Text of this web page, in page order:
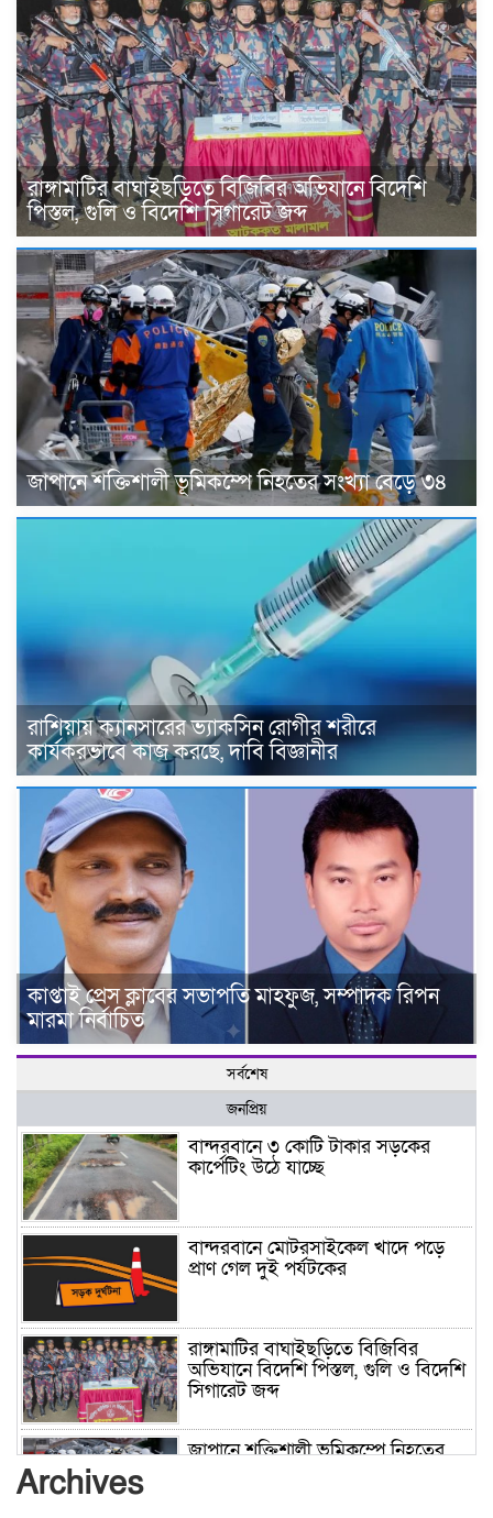
রাঙ্গামাটির বাঘাইছড়িতে বিজিবির অভিযানে বিদেশি
পিস্তল, গুলি ও বিদেশি সিগারেট জব্দ
জাপানে শক্তিশালী ভূমিকম্পে নিহতের সংখ্যা বেড়ে ৩৪
রাশিয়ায় ক্যানসারের ভ্যাকসিন রোগীর শরীরে
কার্যকরভাবে কাজ করছে, দাবি বিজ্ঞানীর
কাপ্তাই প্রেস ক্লাবের সভাপতি মাহফুজ, সম্পাদক রিপন
মারমা নির্বাচিত
সর্বশেষ
জনপ্রিয়
বান্দরবানে ৩ কোটি টাকার সড়কের
কার্পেটিং উঠে যাচ্ছে
বান্দরবানে মোটরসাইকেল খাদে পড়ে
প্রাণ গেল দুই পর্যটকের
রাঙ্গামাটির বাঘাইছড়িতে বিজিবির
অভিযানে বিদেশি পিস্তল, গুলি ও বিদেশি
সিগারেট জব্দ
জাপানে শক্তিশালী ভূমিকম্পে নিহতের
Archives